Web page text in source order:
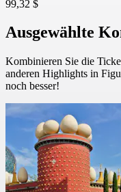
99,32 $
Ausgewählte
Kombinieren Sie die
anderen Highlights in
noch besser!